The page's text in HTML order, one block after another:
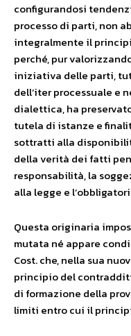
configurandosi
processo di parti, non
integralmente il
perché, pur
iniziativa delle parti,
dell’iter processuale e
dialettica, ha
tutela di istanze e
sottratti alla
della verità dei fatti
responsabilità, la
alla legge e
Questa originaria
mutata né appare
Cost. che, nella sua
principio del
di formazione della
limiti entro cui il